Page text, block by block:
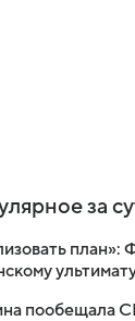
за
план»:
пообещала